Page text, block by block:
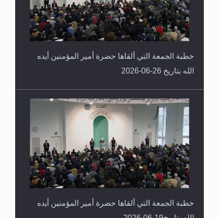
خطبة الجمعة التي ألقاها حضرة أمير المؤمنين أيده
الله بتاريخ 26-06-2026
خطبة الجمعة التي ألقاها حضرة أمير المؤمنين أيده